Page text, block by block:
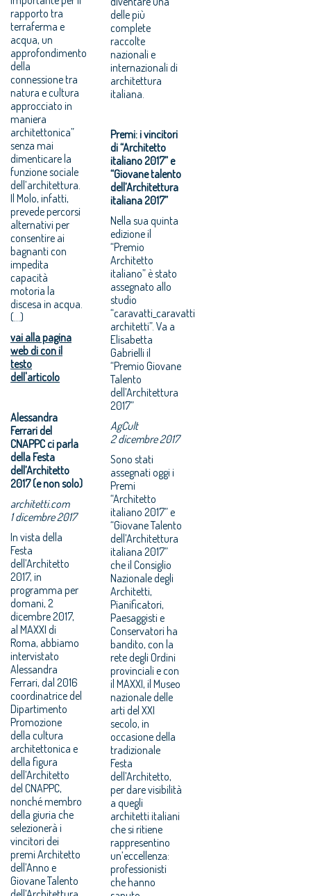
rapporto tra
terraferma e
acqua, un
approfondimento
della
connessione tra
natura e cultura
approcciato in
maniera
architettonica”
senza mai
dimenticare la
funzione sociale
dell’architettura.
Il Molo, infatti,
prevede percorsi
alternativi per
consentire ai
bagnanti con
impedita
capacità
motoria la
discesa in acqua.
(...)
vai alla pagina
web di con il
testo
dell'articolo
Alessandra
Ferrari del
CNAPPC ci parla
della Festa
dell’Architetto
2017 (e non solo)
architetti.com
1 dicembre 2017
In vista della
Festa
dell’Architetto
2017, in
programma per
domani, 2
dicembre 2017,
al MAXXI di
Roma, abbiamo
intervistato
Alessandra
Ferrari, dal 2016
coordinatrice del
Dipartimento
Promozione
della cultura
architettonica e
della figura
dell’Architetto
del CNAPPC,
nonché membro
della giuria che
selezionerà i
vincitori dei
premi Architetto
dell’Anno e
Giovane Talento
delle più
complete
raccolte
nazionali e
internazionali di
architettura
italiana.
Premi: i vincitori
di “Architetto
italiano 2017” e
“Giovane talento
dell’Architettura
italiana 2017”
Nella sua quinta
edizione il
“Premio
Architetto
italiano” è stato
assegnato allo
studio
“caravatti_caravatti
architetti”. Va a
Elisabetta
Gabrielli il
“Premio Giovane
Talento
dell’Architettura
2017”
AgCult
2 dicembre 2017
Sono stati
assegnati oggi i
Premi
“Architetto
italiano 2017” e
“Giovane Talento
dell’Architettura
italiana 2017”
che il Consiglio
Nazionale degli
Architetti,
Pianificatori,
Paesaggisti e
Conservatori ha
bandito, con la
rete degli Ordini
provinciali e con
il MAXXI, il Museo
nazionale delle
arti del XXI
secolo, in
occasione della
tradizionale
Festa
dell’Architetto,
per dare visibilità
a quegli
architetti italiani
che si ritiene
rappresentino
un’eccellenza:
professionisti
che hanno